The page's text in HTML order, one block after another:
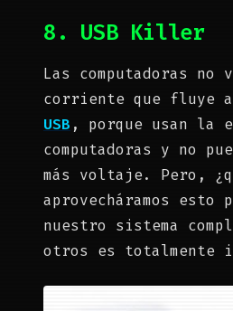
8. USB Killer
Las computadoras
corriente que fluye
USB , porque usan la
computadoras y no
más voltaje. Pero,
aprovecháramos esto
nuestro sistema
otros es totalmente